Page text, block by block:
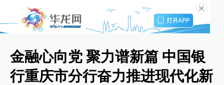
金融心向党 聚力谱新篇 中国银
行重庆市分行奋力推进现代化新